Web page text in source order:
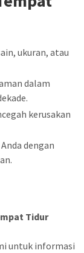
ukuran, atau
dalam
kerusakan
dengan
Tidur
untuk informasi